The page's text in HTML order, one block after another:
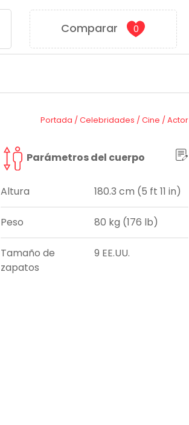
Comparar 0
Portada /Celebridades /Cine /Actor
Parámetros del cuerpo
Altura 180.3 cm (5 ft 11 in)
Peso 80 kg (176 lb)
Tamaño de
zapatos
9 EE.UU.